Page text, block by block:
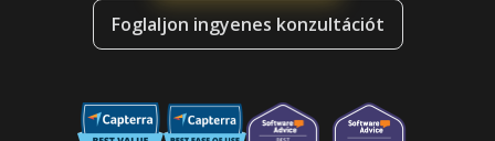
Foglaljon ingyenes konzultációt